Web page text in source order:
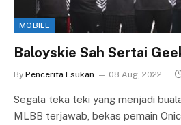
MOBILE
Baloyskie Sah Sertai
By Pencerita Esukan 08 Aug, 2022
Segala teka teki yang menjadi
MLBB terjawab, bekas pemain